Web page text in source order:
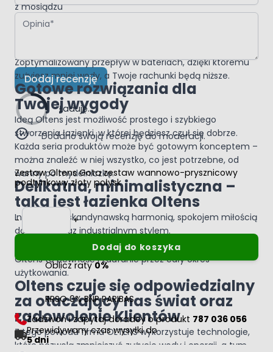
z mosiądzu
przyłącze do węża natryskowego DN 15
Zoptymalizowany przepływ w bateriach, dzięki któremu
zużyjesz mniej wody, a Twoje rachunki będą niższe.
Gotowe rozwiązania dla
Twojej wygody
Ideą Oltens jest możliwość prostego i szybkiego
stworzenia łazienki, w której będziesz czuł się dobrze.
Każda seria produktów może być gotowym konceptem –
można znaleźć w niej wszystko, co jest potrzebne, od
wanny po mydelniczkę.
Delikatna, minimalistyczna –
taka jest łazienka Oltens
Inspirowana skandynawską harmonią, spokojem miłością
do natury oraz industrialnym stylem.
Gwarancja jakości produktów
Oltens to pewność i zaufanie przez cały okres
użytkowania.
Oltens czuje się odpowiedzialny
za otaczający nas świat oraz
zadowolenie Klientów
Z tego powodu firma OLTENS wykorzystuje technologie,
które pozwolą zmniejszyć zużycie wody i energii, a tym
Opinia
Dodaj recenzję
Ładuję...
Dodano swoją recenzję do moderacji.
Zestaw Oltens Gota zestaw wannowo-prysznicowy
podtynkowy złoty połysk
-
Ilość
+
Dodaj do koszyka
Oblicz raty0%
RRSO 0% BNP PARIBAS
Zadzwoń i zapytaj doradcy o produkt 787 036 056
Przewidywany czas wysyłki do
5 dni